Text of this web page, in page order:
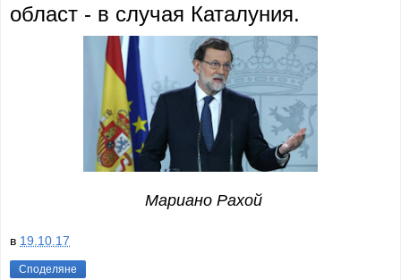
област - в случая Каталуния.
Мариано Рахой
в 19.10.17
Споделяне